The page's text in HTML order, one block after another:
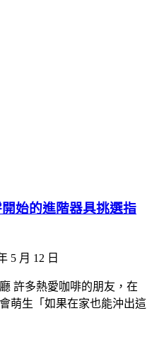
始的進階器具挑選指
5 月 12 日
許多熱愛咖啡的朋友，在
萌生「如果在家也能沖出這